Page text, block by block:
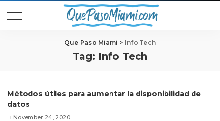
Que Paso Miami > Info Tech
Tag: Info Tech
Métodos útiles para aumentar la disponibilidad de
datos
November 24, 2020